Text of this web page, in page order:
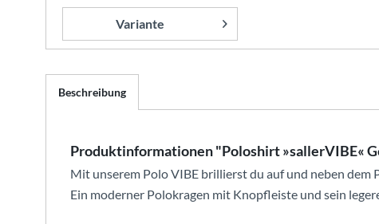
Variante
Beschreibung
Produktinformationen "Poloshirt »sallerVIBE«
Mit unserem Polo VIBE brillierst du auf und neben dem
Ein moderner Polokragen mit Knopfleiste und sein